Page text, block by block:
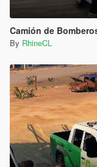
Camión de
By RhineCL